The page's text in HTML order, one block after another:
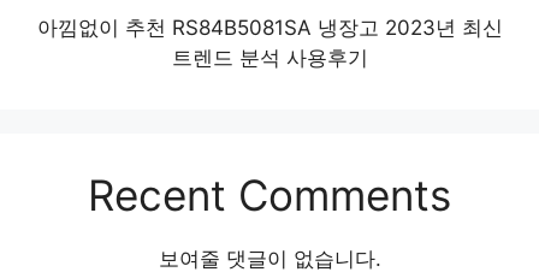
아낌없이 추천 RS84B5081SA 냉장고 2023년 최신
트렌드 분석 사용후기
Recent Comments
보여줄 댓글이 없습니다.